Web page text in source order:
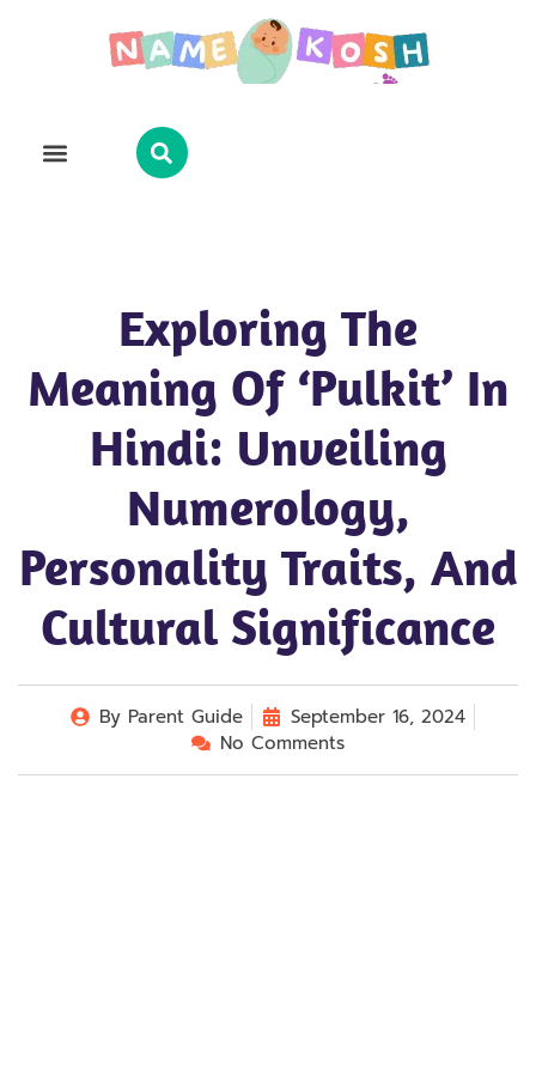
Exploring The
Meaning Of ‘Pulkit’ In
Hindi: Unveiling
Numerology,
Personality Traits, And
Cultural Significance
ByParent Guide
September 16, 2024
No Comments